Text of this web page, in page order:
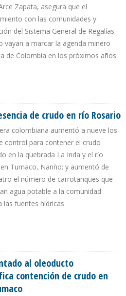
Zapata, asegura que el
con las comunidades y
del Sistema General de Regalías
vayan a marcar la agenda minero
de Colombia en los próximos años
de crudo en río Rosario
colombiana aumentó a nueve los
control para contener el crudo
en la quebrada La Inda y el río
Tumaco, Nariño; y aumentó de
el número de carrotanques que
agua potable a la comunidad
las fuentes hídricas
al oleoducto
contención de crudo en